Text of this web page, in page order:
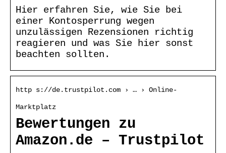
Hier erfahren Sie, wie Sie bei
einer Kontosperrung wegen
unzulässigen Rezensionen richtig
reagieren und was Sie hier sonst
beachten sollten.
http s://de.trustpilot.com › … › Online-
Marktplatz
Bewertungen zu
Amazon.de – Trustpilot